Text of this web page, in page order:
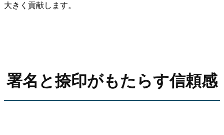
大きく貢献します。
署名と捺印がもたらす信頼感